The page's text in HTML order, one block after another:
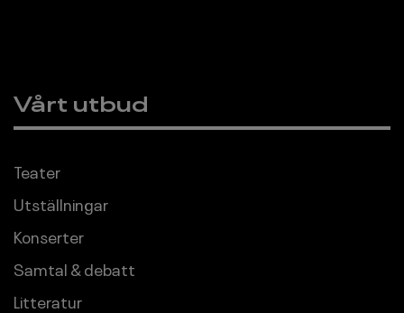
Sidfot
Vårt utbud
Teater
Utställningar
Konserter
Samtal & debatt
Litteratur